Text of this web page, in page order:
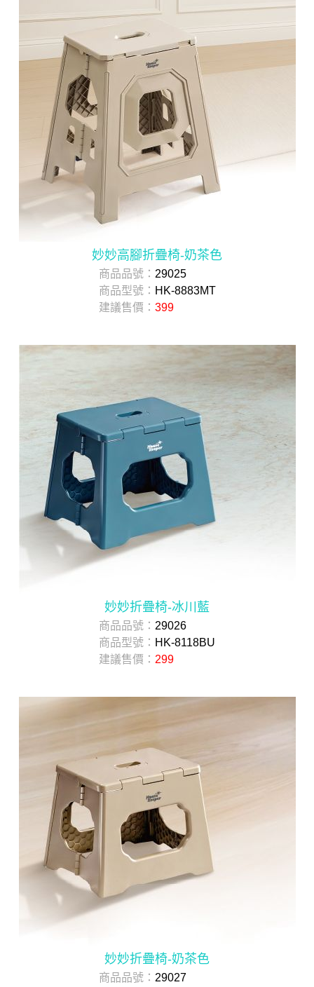
妙妙高腳折疊椅-奶茶色
商品品號： 29025
商品型號： HK-8883MT
建議售價： 399
妙妙折疊椅-冰川藍
商品品號： 29026
商品型號： HK-8118BU
建議售價： 299
妙妙折疊椅-奶茶色
商品品號： 29027